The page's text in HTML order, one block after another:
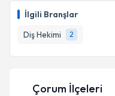
İlgili Branşlar
Diş Hekimi
2
takvim
E-posta Adresiniz
Çorum İlçeleri